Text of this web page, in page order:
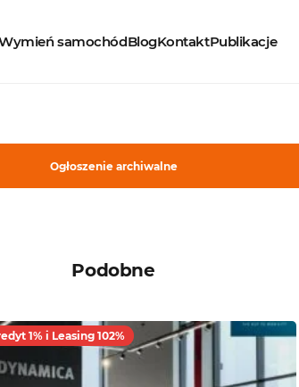
samochódBlogKontaktPublikacje
Ogłoszenie archiwalne
Podobne
1% i Leasing 102%